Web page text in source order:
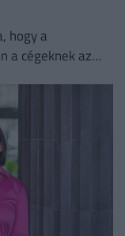
hogy a
a cégeknek az